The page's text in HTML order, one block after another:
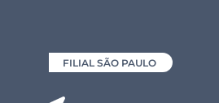
FILIAL SÃO PAULO